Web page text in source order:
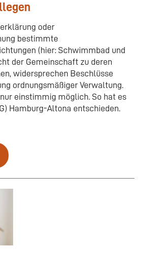
oder
bestimmte
(hier: Schwimmbad und
der Gemeinschaft zu deren
widersprechen Beschlüsse
ordnungsmäßiger Verwaltung.
einstimmig möglich. So hat es
Hamburg-Altona entschieden.